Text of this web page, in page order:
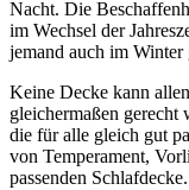
Nacht. Die
im Wechsel der
jemand auch im Winter
Keine Decke kann
gleichermaßen gerecht
die für alle gleich gut
von Temperament,
passenden Schlafdecke.